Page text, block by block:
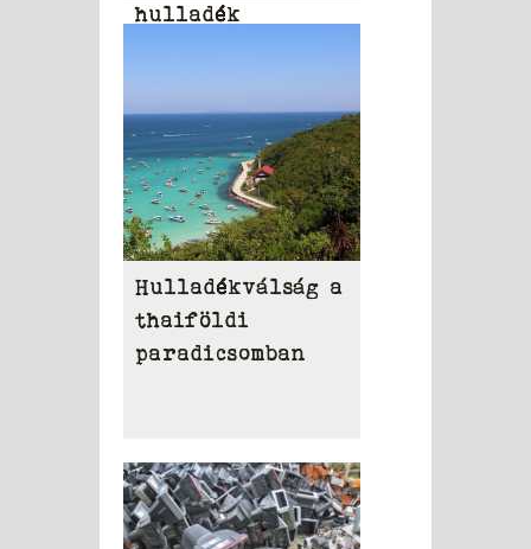
hulladék
Hulladékválság a
thaiföldi
paradicsomban